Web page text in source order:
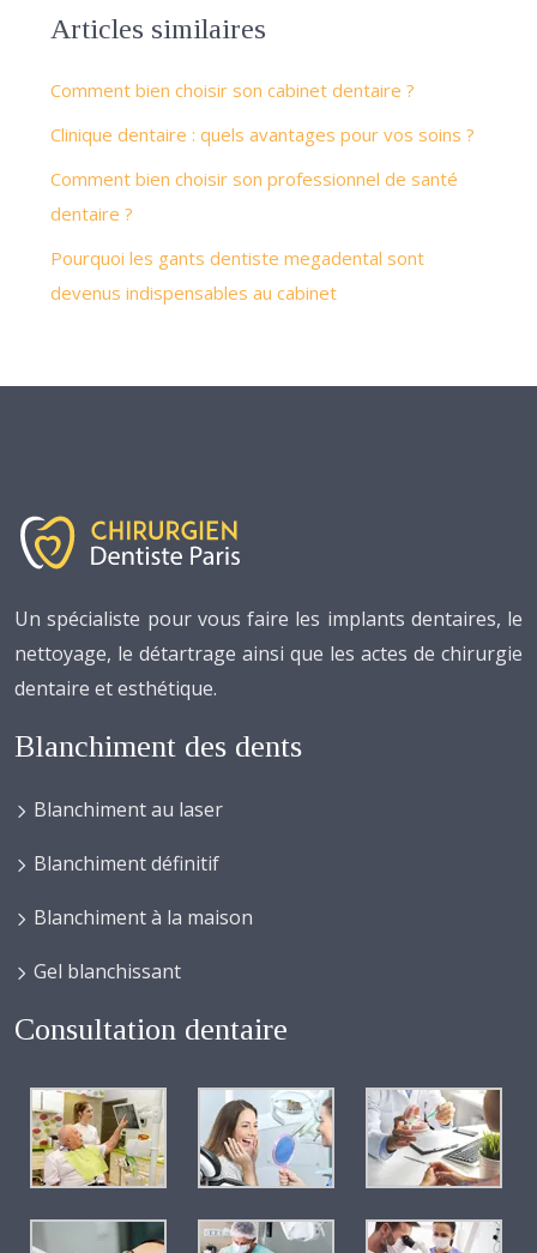
Articles similaires
Comment bien choisir son cabinet dentaire ?
Clinique dentaire : quels avantages pour vos soins ?
Comment bien choisir son professionnel de santé
dentaire ?
Pourquoi les gants dentiste megadental sont
devenus indispensables au cabinet
Un spécialiste pour vous faire les implants dentaires, le
nettoyage, le détartrage ainsi que les actes de chirurgie
dentaire et esthétique.
Blanchiment des dents
Blanchiment au laser
Blanchiment définitif
Blanchiment à la maison
Gel blanchissant
Consultation dentaire